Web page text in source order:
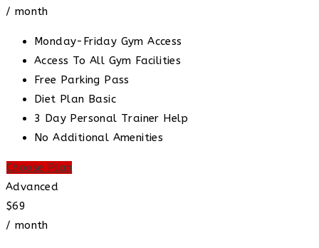
/ month
Monday-Friday Gym Access
Access To All Gym Facilities
Free Parking Pass
Diet Plan Basic
3 Day Personal Trainer Help
No Additional Amenities
Choose Plan
Advanced
$69
/ month